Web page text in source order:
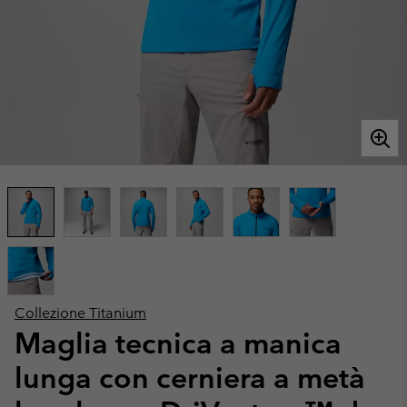
Collezione Titanium
Maglia tecnica a manica
lunga con cerniera a metà